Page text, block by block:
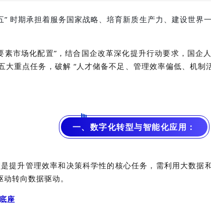
时期承担着服务国家战略、培育新质生产力、建设世界
素市场化配置”，结合国企改革深化提升行动要求，国企
大重点任务，破解 “人才储备不足、管理效率偏低、机
一、数字化转型与智能化应用：
提升管理效率和决策科学性的核心任务，需利用大数
转向数据驱动。
座